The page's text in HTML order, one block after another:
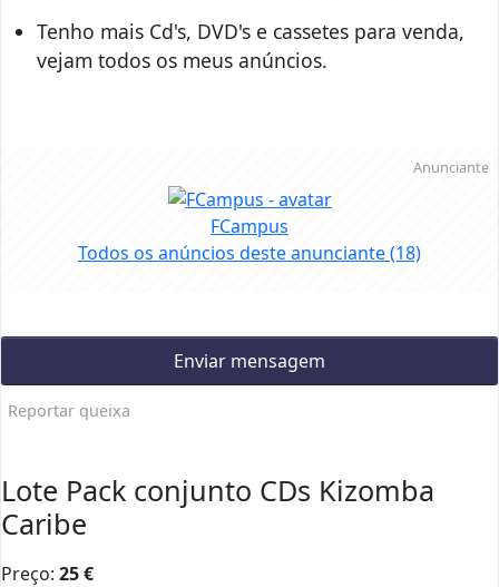
Tenho mais Cd's, DVD's e cassetes para venda,
vejam todos os meus anúncios.
Anunciante
FCampus
Todos os anúncios deste anunciante(18)
Enviar mensagem
Reportar queixa
Lote Pack conjunto CDs Kizomba
Caribe
Preço: 25€